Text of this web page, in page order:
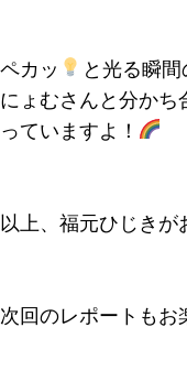
ペカッ
と光る瞬
にょむさんと分かち
っていますよ！
以上、福元ひじきが
次回のレポートもお